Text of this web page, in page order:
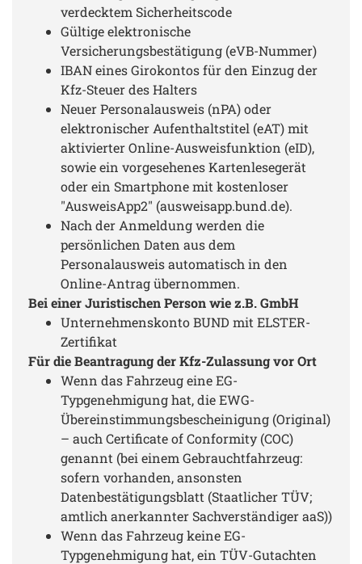
verdecktem Sicherheitscode
Gültige elektronische
Versicherungsbestätigung (eVB-Nummer)
IBAN eines Girokontos für den Einzug der
Kfz-Steuer des Halters
Neuer Personalausweis (nPA) oder
elektronischer Aufenthaltstitel (eAT) mit
aktivierter Online-Ausweisfunktion (eID),
sowie ein vorgesehenes Kartenlesegerät
oder ein Smartphone mit kostenloser
"AusweisApp2" (ausweisapp.bund.de).
Nach der Anmeldung werden die
persönlichen Daten aus dem
Personalausweis automatisch in den
Online-Antrag übernommen.
Bei einer Juristischen Person wie z.B. GmbH
Unternehmenskonto BUND mit ELSTER-
Zertifikat
Für die Beantragung der Kfz-Zulassung vor Ort
Wenn das Fahrzeug eine EG-
Typgenehmigung hat, die EWG-
Übereinstimmungsbescheinigung (Original)
– auch Certificate of Conformity (COC)
genannt (bei einem Gebrauchtfahrzeug:
sofern vorhanden, ansonsten
Datenbestätigungsblatt (Staatlicher TÜV;
amtlich anerkannter Sachverständiger aaS))
Wenn das Fahrzeug keine EG-
Typgenehmigung hat, ein TÜV-Gutachten